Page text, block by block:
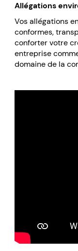
Allégations
Vos allégations
conformes,
conforter votre
entreprise
domaine de la